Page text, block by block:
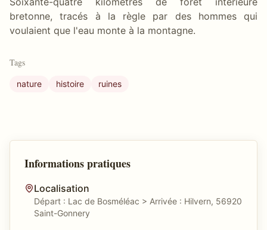
bretonne, tracés à la règle par des hommes qui
voulaient que l'eau monte à la montagne.
Tags
nature histoire ruines
Informations pratiques
Localisation
Départ : Lac de Bosméléac > Arrivée : Hilvern, 56920
Saint-Gonnery